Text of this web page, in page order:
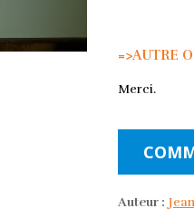
=>AUTRE
Merci.
Auteur :